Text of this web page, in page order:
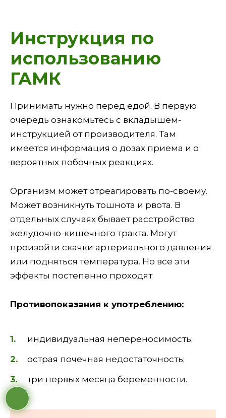
Инструкция по
использованию
ГАМК
Принимать нужно перед едой. В первую
очередь ознакомьтесь с вкладышем-
инструкцией от производителя. Там
имеется информация о дозах приема и о
вероятных побочных реакциях.
Организм может отреагировать по-своему.
Может возникнуть тошнота и рвота. В
отдельных случаях бывает расстройство
желудочно-кишечного тракта. Могут
произойти скачки артериального давления
или подняться температура. Но все эти
эффекты постепенно проходят.
Противопоказания к употреблению:
индивидуальная непереносимость;
острая почечная недостаточность;
три первых месяца беременности.